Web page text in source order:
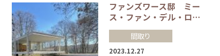
ファンズワース邸 ミー
ス・ファン・デル・ロ…
間取り
2023.12.27